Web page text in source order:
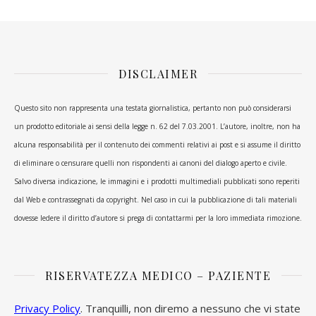
DISCLAIMER
Questo sito non rappresenta una testata giornalistica, pertanto non può considerarsi
un prodotto editoriale ai sensi della legge n. 62 del 7.03.2001. L’autore, inoltre, non ha
alcuna responsabilità per il contenuto dei commenti relativi ai post e si assume il diritto
di eliminare o censurare quelli non rispondenti ai canoni del dialogo aperto e civile.
Salvo diversa indicazione, le immagini e i prodotti multimediali pubblicati sono reperiti
dal Web e contrassegnati da copyright. Nel caso in cui la pubblicazione di tali materiali
dovesse ledere il diritto d’autore si prega di contattarmi per la loro immediata rimozione.
RISERVATEZZA MEDICO – PAZIENTE
Privacy Policy. Tranquilli, non diremo a nessuno che vi state